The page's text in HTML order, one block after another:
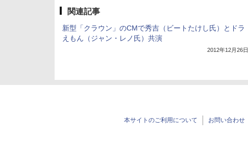
関連記事
新型「クラウン」のCMで秀吉（ビートたけし氏）とドラ
えもん（ジャン・レノ氏）共演
2012年12月26日
本サイトのご利用について お問い合わせ